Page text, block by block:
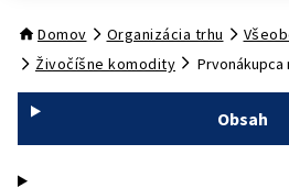
Domov Organizácia trhu
Živočíšne komodity
Prvonákupca
Obsah